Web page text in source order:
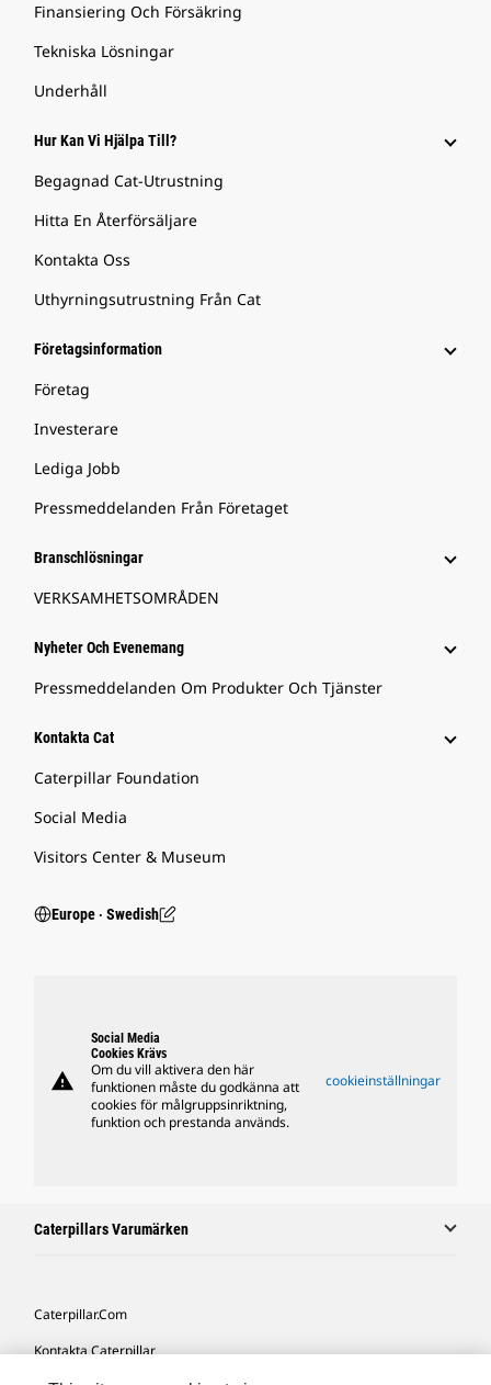
Finansiering Och Försäkring
Tekniska Lösningar
Underhåll
Hur Kan Vi Hjälpa Till?
Begagnad Cat-Utrustning
Hitta En Återförsäljare
Kontakta Oss
Uthyrningsutrustning Från Cat
Företagsinformation
Företag
Investerare
Lediga Jobb
Pressmeddelanden Från Företaget
Branschlösningar
VERKSAMHETSOMRÅDEN
Nyheter Och Evenemang
Pressmeddelanden Om Produkter Och Tjänster
Kontakta Cat
Caterpillar Foundation
Social Media
Visitors Center & Museum
Europe ‧ Swedish
warning
Social Media
Cookies Krävs
Om du vill aktivera den här
funktionen måste du godkänna att
cookies för målgruppsinriktning,
funktion och prestanda används.
cookieinställningar
Caterpillars Varumärken
Caterpillar.com
Kontakta Caterpillar